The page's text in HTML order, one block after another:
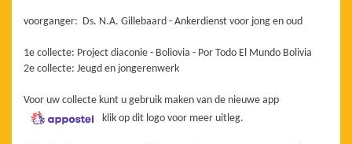
voorganger: Ds. N.A. Gillebaard - Ankerdienst voor jong en oud
1e collecte: Project diaconie - Boliovia - Por Todo El Mundo Bolivia
2e collecte: Jeugd en jongerenwerk
Voor uw collecte kunt u gebruik maken van de nieuwe app
klik op dit logo voor meer uitleg.